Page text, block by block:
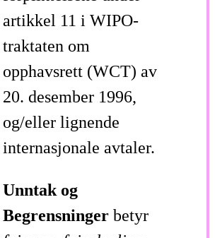
artikkel 11 i WIPO-
traktaten om
opphavsrett (WCT) av
20. desember 1996,
og/eller lignende
internasjonale avtaler.
Unntak og
Begrensninger betyr